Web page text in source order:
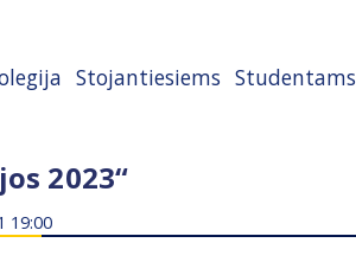
Stojantiesiems Studentams
2023“
19:00